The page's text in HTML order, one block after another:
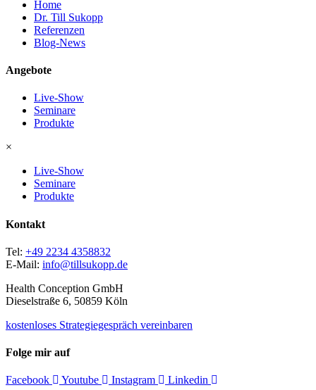
Home
Dr. Till Sukopp
Referenzen
Blog-News
Angebote
Live-Show
Seminare
Produkte
×
Live-Show
Seminare
Produkte
Kontakt
Tel: +49 2234 4358832
E-Mail: info@tillsukopp.de
Health Conception GmbH
Dieselstraße 6, 50859 Köln
kostenloses Strategiegespräch vereinbaren
Folge mir auf
Facebook Youtube Instagram Linkedin